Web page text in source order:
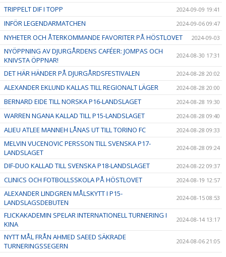
TRIPPELT DIF I TOPP 2024-09-09 19:41
INFÖR LEGENDARMATCHEN 2024-09-06 09:47
NYHETER OCH ÅTERKOMMANDE FAVORITER PÅ HÖSTLOVET 2024-09-03
NYÖPPNING AV DJURGÅRDENS CAFÉER: JOMPAS OCH
KNIVSTA ÖPPNAR!
2024-08-30 17:31
DET HÄR HÄNDER PÅ DJURGÅRDSFESTIVALEN 2024-08-28 20:02
ALEXANDER EKLUND KALLAS TILL REGIONALT LÄGER 2024-08-28 20:00
BERNARD EIDE TILL NORSKA P16-LANDSLAGET 2024-08-28 19:30
WARREN NGANA KALLAD TILL P15-LANDSLAGET 2024-08-28 09:40
ALIEU ATLEE MANNEH LÅNAS UT TILL TORINO FC 2024-08-28 09:33
MELVIN VUCENOVIC PERSSON TILL SVENSKA P17-
LANDSLAGET
2024-08-28 09:24
DIF-DUO KALLAD TILL SVENSKA P18-LANDSLAGET 2024-08-22 09:37
CLINICS OCH FOTBOLLSSKOLA PÅ HÖSTLOVET 2024-08-19 12:57
ALEXANDER LINDGREN MÅLSKYTT I P15-
LANDSLAGSDEBUTEN
2024-08-15 08:53
FLICKAKADEMIN SPELAR INTERNATIONELL TURNERING I
KINA
2024-08-14 13:17
NYTT MÅL FRÅN AHMED SAEED SÄKRADE
TURNERINGSSEGERN
2024-08-06 21:05